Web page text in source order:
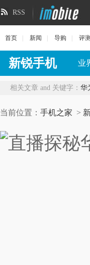
RSS
首页 新闻 导购 评测
新锐手机 业
相关文章 and 关键字： 华
当前位置： 手机之家 >